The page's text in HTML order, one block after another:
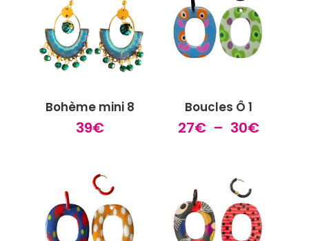
Bohème mini 8
39€
Boucles Ô 1
27€ – 30€Plage
30€